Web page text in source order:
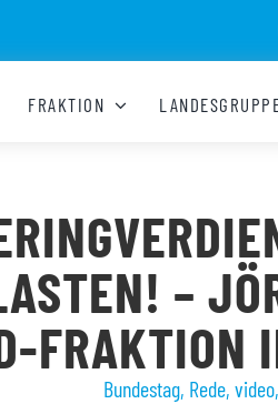
FRAKTION
–
FRAKTION
Bundestag, Rede, video,